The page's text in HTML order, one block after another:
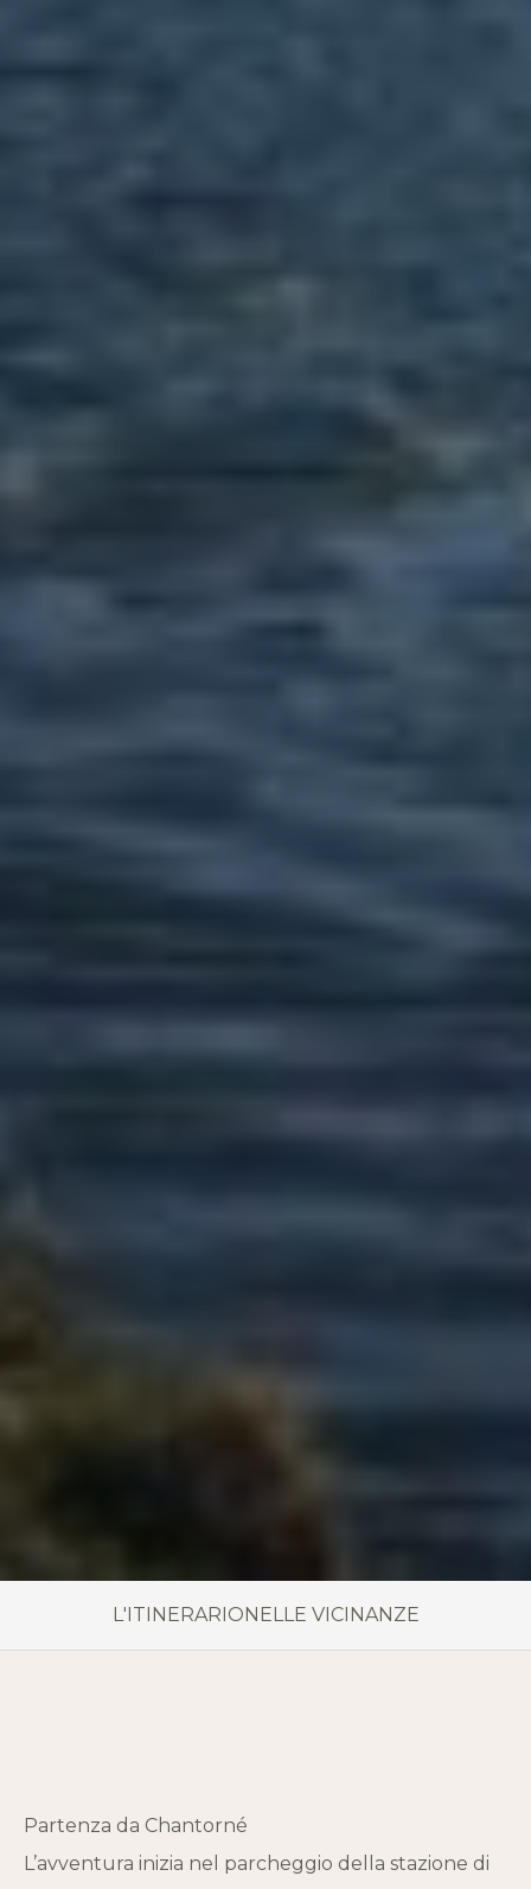
L'ITINERARIO NELLE VICINANZE
Partenza da Chantorné
L’avventura inizia nel parcheggio della stazione di